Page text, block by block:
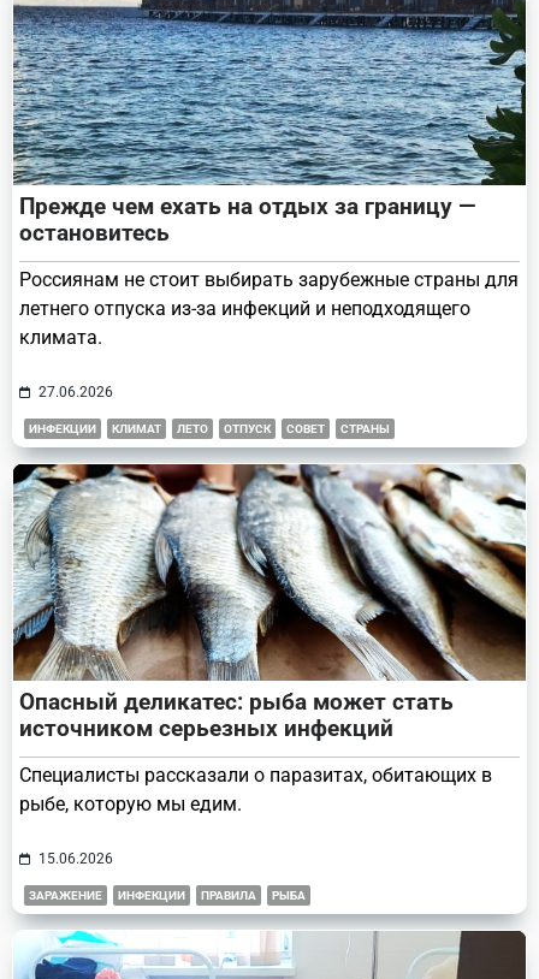
Прежде чем ехать на отдых за границу —
остановитесь
Россиянам не стоит выбирать зарубежные страны для
летнего отпуска из-за инфекций и неподходящего
климата.
27.06.2026
ИНФЕКЦИИ КЛИМАТ ЛЕТО ОТПУСК СОВЕТ СТРАНЫ
Опасный деликатес: рыба может стать
источником серьезных инфекций
Специалисты рассказали о паразитах, обитающих в
рыбе, которую мы едим.
15.06.2026
ЗАРАЖЕНИЕ ИНФЕКЦИИ ПРАВИЛА РЫБА